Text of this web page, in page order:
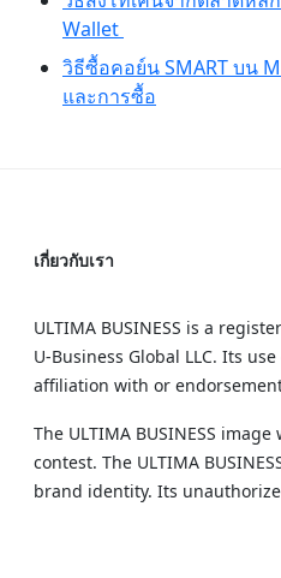
Wallet
วิธีซื้อคอย์น SMART บน
และการซื้อ
เกี่ยวกับเรา
ULTIMA BUSINESS is a
U‑Business Global LLC. Its
affiliation with or
The ULTIMA BUSINESS
contest. The ULTIMA
brand identity. Its